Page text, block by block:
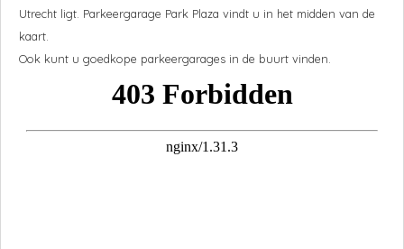
Utrecht ligt. Parkeergarage Park Plaza vindt u in het midden van de
kaart.
Ook kunt u goedkope parkeergarages in de buurt vinden.